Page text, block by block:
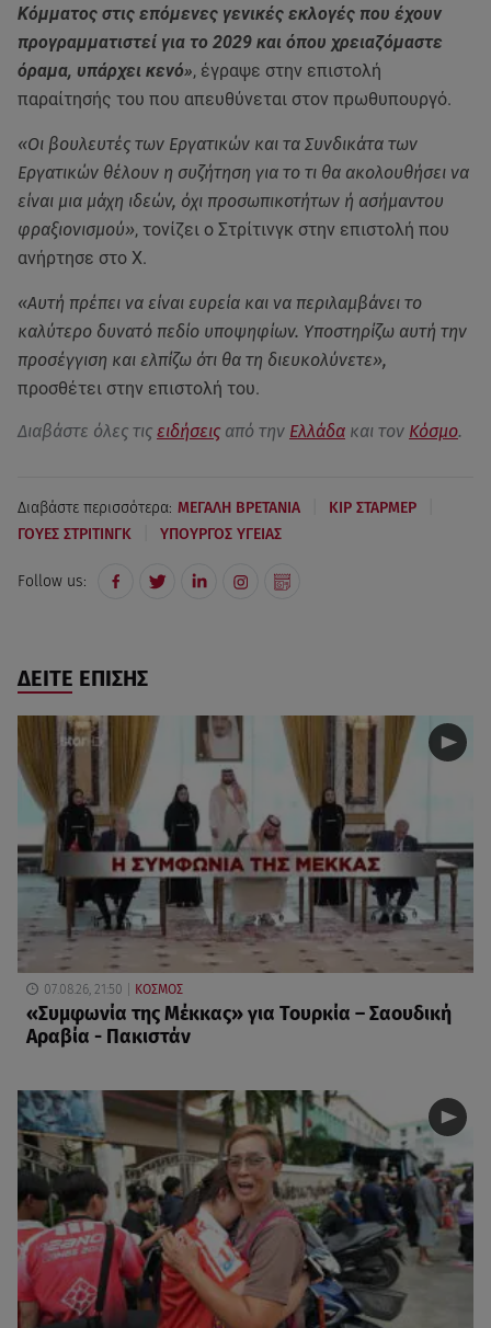
Κόμματος στις επόμενες γενικές εκλογές που έχουν
προγραμματιστεί για το 2029 και όπου χρειαζόμαστε
όραμα, υπάρχει κενό», έγραψε στην επιστολή
παραίτησής του που απευθύνεται στον πρωθυπουργό.
«Οι βουλευτές των Εργατικών και τα Συνδικάτα των
Εργατικών θέλουν η συζήτηση για το τι θα ακολουθήσει να
είναι μια μάχη ιδεών, όχι προσωπικοτήτων ή ασήμαντου
φραξιονισμού», τονίζει ο Στρίτινγκ στην επιστολή που
ανήρτησε στο Χ.
«Αυτή πρέπει να είναι ευρεία και να περιλαμβάνει το
καλύτερο δυνατό πεδίο υποψηφίων. Υποστηρίζω αυτή την
προσέγγιση και ελπίζω ότι θα τη διευκολύνετε»,
προσθέτει στην επιστολή του.
Διαβάστε όλες τις ειδήσεις από την Ελλάδα και τον Κόσμο.
Διαβάστε περισσότερα: ΜΕΓΑΛΗ ΒΡΕΤΑΝΙΑ ΚΙΡ ΣΤΑΡΜΕΡ
ΓΟΥΕΣ ΣΤΡΙΤΙΝΓΚ ΥΠΟΥΡΓΟΣ ΥΓΕΙΑΣ
Follow us:
ΔΕΙΤΕ ΕΠΙΣΗΣ
07.08.26, 21:50 ΚΟΣΜΟΣ
«Συμφωνία της Μέκκας» για Τουρκία – Σαουδική
Αραβία - Πακιστάν